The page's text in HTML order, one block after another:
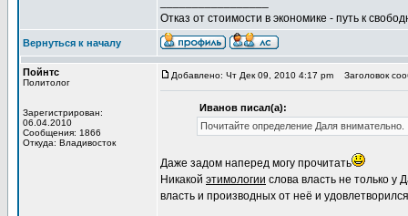
Отказ от стоимости в экономике - путь к
Вернуться к началу
Пойнтс
Политолог
Зарегистрирован:
06.04.2010
Сообщения: 1866
Откуда: Владивосток
Добавлено: Чт Дек 09, 2010 4:17 pm Заголовок
Иванов писал(а):
Почитайте определение Даля внимательно.
Даже задом наперед могу прочитать
Никакой этимологии слова власть не только
власть и производных от неё и